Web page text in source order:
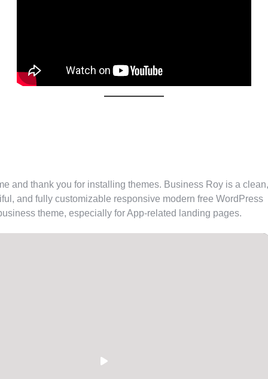
and thank you for installing themes. Business Roy is a clean,
and fully customizable responsive modern free WordPress
theme, especially for App-related landing pages.